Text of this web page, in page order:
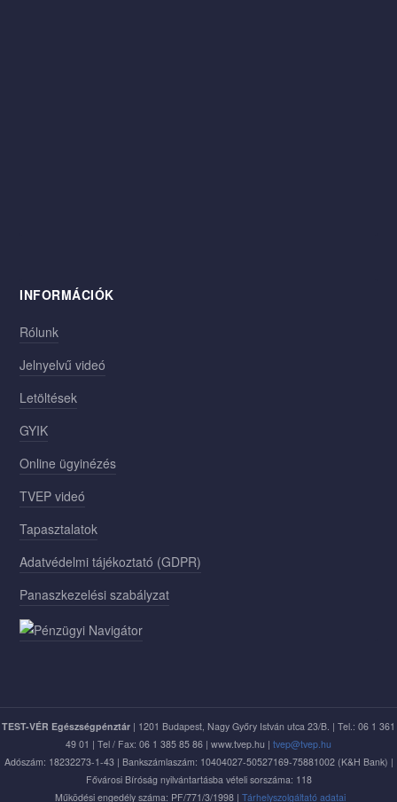
INFORMÁCIÓK
Rólunk
Jelnyelvű videó
Letöltések
GYIK
Online ügyinézés
TVEP videó
Tapasztalatok
Adatvédelmi tájékoztató (GDPR)
Panaszkezelési szabályzat
TEST-VÉR Egészségpénztár | 1201 Budapest, Nagy Győry István utca 23/B. | Tel.: 06 1 361
49 01 | Tel / Fax: 06 1 385 85 86 | www.tvep.hu | tvep@tvep.hu
Adószám: 18232273-1-43 | Bankszámlaszám: 10404027-50527169-75881002 (K&H Bank) |
Fővárosi Bíróság nyilvántartásba vételi sorszáma: 118
Működési engedély száma: PF/771/3/1998 | Tárhelyszolgáltató adatai